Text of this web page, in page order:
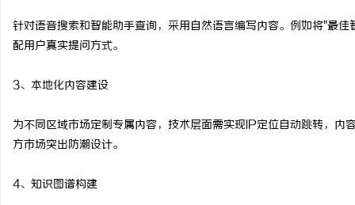
针对语音搜索和智能助手查询，采用自然语言编写内容。例如将"最
配用户真实提问方式。
3、本地化内容建设
为不同区域市场定制专属内容，技术层面需实现IP定位自动跳转，
方市场突出防潮设计。
4、知识图谱构建